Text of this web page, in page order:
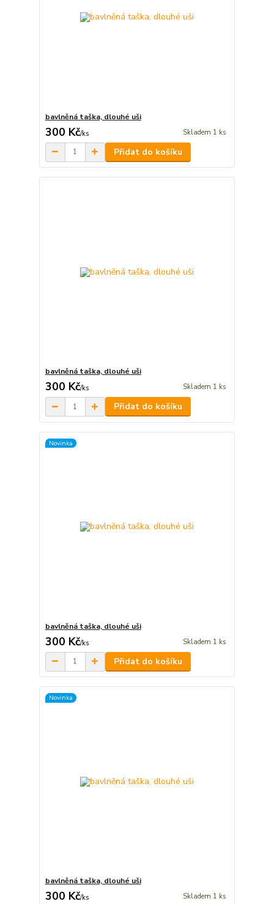
bavlněná taška, dlouhé uši
300 Kč/ks Skladem 1 ks
Přidat do košíku
bavlněná taška, dlouhé uši
300 Kč/ks Skladem 1 ks
Přidat do košíku
Novinka
bavlněná taška, dlouhé uši
300 Kč/ks Skladem 1 ks
Přidat do košíku
Novinka
bavlněná taška, dlouhé uši
300 Kč/ks Skladem 1 ks